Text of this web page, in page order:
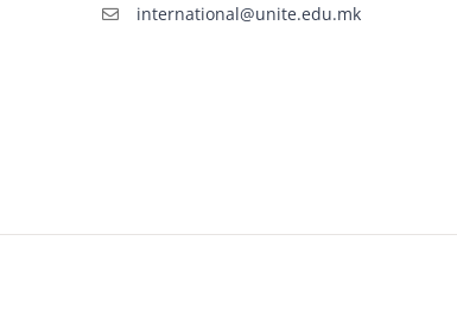
international@unite.edu.mk